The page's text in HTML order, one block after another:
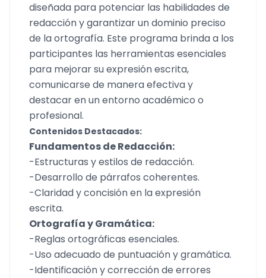
diseñada para potenciar las habilidades de
redacción y garantizar un dominio preciso
de la ortografía. Este programa brinda a los
participantes las herramientas esenciales
para mejorar su expresión escrita,
comunicarse de manera efectiva y
destacar en un entorno académico o
profesional.
Contenidos Destacados:
Fundamentos de Redacción:
-Estructuras y estilos de redacción.
-Desarrollo de párrafos coherentes.
-Claridad y concisión en la expresión
escrita.
Ortografía y Gramática:
-Reglas ortográficas esenciales.
-Uso adecuado de puntuación y gramática.
-Identificación y corrección de errores